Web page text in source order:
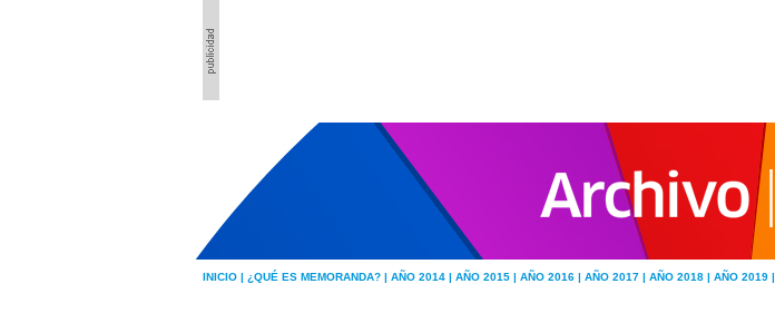
INICIO | ¿QUÉ ES MEMORANDA? | AÑO 2014 | AÑO 2015 | AÑO 2016 | AÑO 2017 | AÑO 2018 | AÑO 2019 |